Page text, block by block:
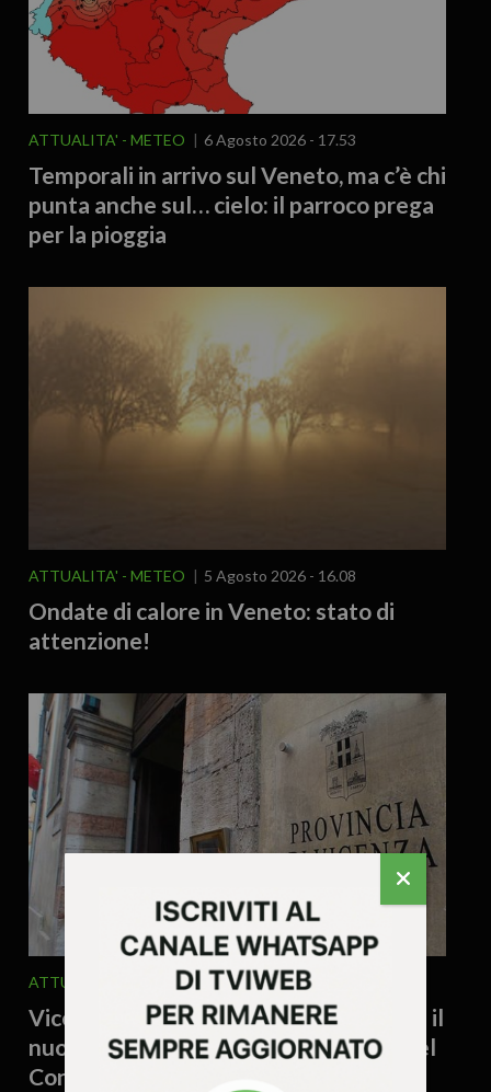
ATTUALITA' METEO 6 Agosto 2026 - 17.53
Temporali in arrivo sul Veneto, ma c’è chi
punta anche sul… cielo: il parroco prega
per la pioggia
ATTUALITA' METEO 5 Agosto 2026 - 16.08
Ondate di calore in Veneto: stato di
attenzione!
ATTUALITA' POLITICA 5 Agosto 2026 - 9.16
Vicenza, tutto resta com’è in Provincia: il
nuovo decreto PA congela il rinnovo del
Consiglio, spiazzati Lega e PD